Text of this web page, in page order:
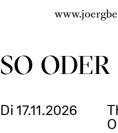
SO
Di 17.11.2026